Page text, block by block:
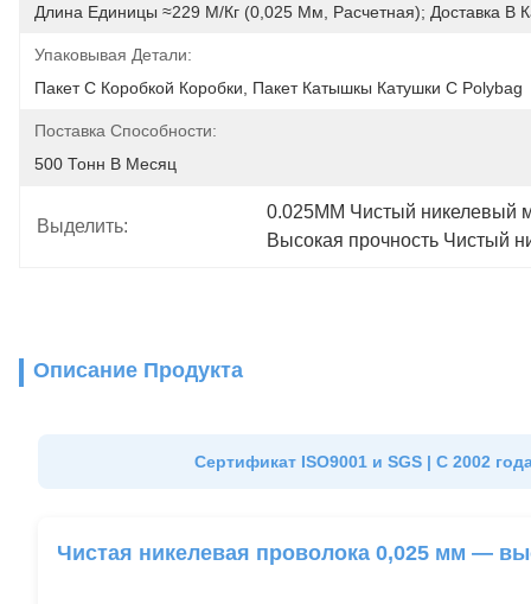
Длина Единицы ≈229 М/кг (0,025 Мм, Расчетная); Доставка В
Упаковывая Детали:
Пакет С Коробкой Коробки, Пакет Катышкы Катушки С Polybag
Поставка Способности:
500 Тонн В Месяц
Выделить:
0.025MM Чистый никелевый
Высокая прочность Чистый
Описание Продукта
Сертификат ISO9001 и SGS | С 2002
Чистая никелевая проволока 0,025 мм —